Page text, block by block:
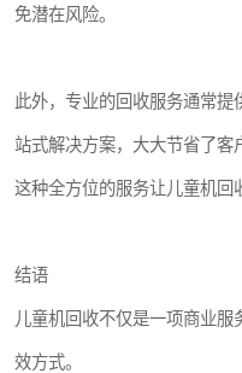
免潜在风险。
此外，专业的回收服务通常
站式解决方案，大大节省了客
这种全方位的服务让儿童机回
结语
儿童机回收不仅是一项商业
效方式。